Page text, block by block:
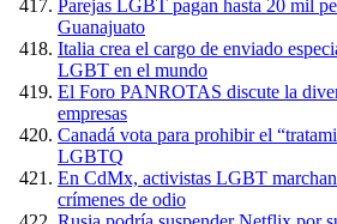
Parejas LGBT pagan hasta 20 mil
Guanajuato
Italia crea el cargo de enviado
LGBT en el mundo
El Foro PANROTAS discute la
empresas
Canadá vota para prohibir el
LGBTQ
En CdMx, activistas LGBT
crímenes de odio